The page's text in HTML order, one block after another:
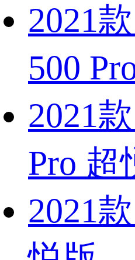
2021
500
2021
Pro 超
2021